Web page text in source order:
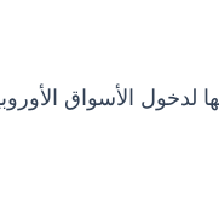
لدخول الأسواق